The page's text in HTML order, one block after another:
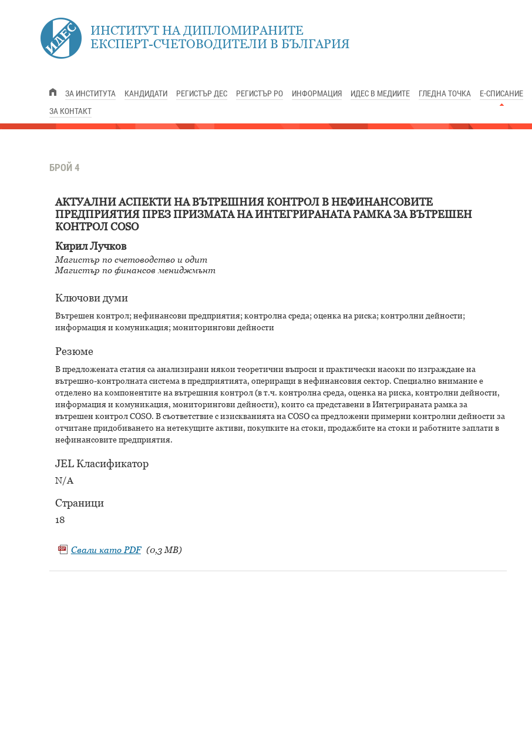
ИНСТИТУТ НА ДИПЛОМИРАНИТЕ
ЕКСПЕРТ-СЧЕТОВОДИТЕЛИ В БЪЛГАРИЯ
ЗА ИНСТИТУТА КАНДИДАТИ РЕГИСТЪР ДЕС РЕГИСТЪР РО ИНФОРМАЦИЯ ИДЕС В МЕДИИТЕ ГЛЕДНА ТОЧКА Е-СПИСАНИЕ
ЗА КОНТАКТ
БРОЙ 4
АКТУАЛНИ АСПЕКТИ НА ВЪТРЕШНИЯ КОНТРОЛ В НЕФИНАНСОВИТЕ
ПРЕДПРИЯТИЯ ПРЕЗ ПРИЗМАТА НА ИНТЕГРИРАНАТА РАМКА ЗА ВЪТРЕШЕН
КОНТРОЛ COSO
Кирил Лучков
Магистър по счетоводство и одит
Магистър по финансов мениджмънт
Ключови думи
Вътрешен контрол; нефинансови предприятия; контролна среда; оценка на риска; контролни дейности;
информация и комуникация; мониторингови дейности
Резюме
В предложената статия са анализирани някои теоретични въпроси и практически насоки по изграждане на
вътрешно-контролната система в предприятията, опериращи в нефинансовия сектор. Специално внимание е
отделено на компонентите на вътрешния контрол (в т.ч. контролна среда, оценка на риска, контролни дейности,
информация и комуникация, мониторингови дейности), които са представени в Интегрираната рамка за
вътрешен контрол COSO. В съответствие с изискванията на COSO са предложени примерни контролни дейности за
отчитане придобиването на нетекущите активи, покупките на стоки, продажбите на стоки и работните заплати в
нефинансовите предприятия.
JEL Класификатор
N/A
Страници
18
Свали като PDF (0,3 MB)